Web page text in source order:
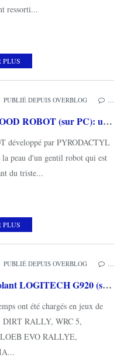
ressorti...
PLUS
PUBLIÉ DEPUIS OVERBLOG …
TEST de GOOD ROBOT (sur PC): un sympathique shoot'em'up
développé par PYRODACTYL
la peau d'un gentil robot qui est
du triste...
PLUS
PUBLIÉ DEPUIS OVERBLOG …
TEST du volant LOGITECH G920 (sur PC et XBOX ONE): de super sensations!
ont été chargés en jeux de
DIRT RALLY, WRC 5,
EVO RALLYE,